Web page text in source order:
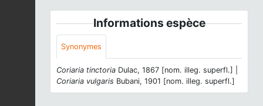
Informations espèce
Synonymes
Coriaria tinctoria Dulac, 1867 [nom. illeg. superfl.] |
Coriaria vulgaris Bubani, 1901 [nom. illeg. superfl.]